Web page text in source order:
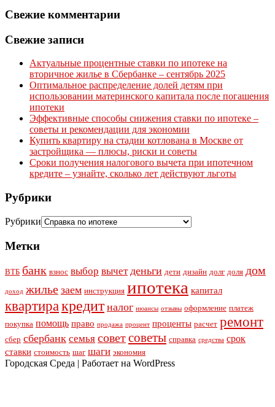
Свежие комментарии
Свежие записи
Актуальные процентные ставки по ипотеке на
вторичное жилье в Сбербанке – сентябрь 2025
Оптимальное распределение долей детям при
использовании материнского капитала после погашения
ипотеки
Эффективные способы снижения ставки по ипотеке –
советы и рекомендации для экономии
Купить квартиру на стадии котлована в Москве от
застройщика — плюсы, риски и советы
Сроки получения налогового вычета при ипотечном
кредите – узнайте, сколько лет действуют льготы
Рубрики
Рубрики
Метки
ВТБ банк взнос выбор вычет деньги дети дизайн долг доля дом
доход жилье заем инструкция ипотека капитал
квартиракредит налог нюансы отзывы оформление платеж
покупка помощь право продажа процент проценты расчет ремонт
сбер сбербанк семья советсоветы справка средства срок
ставки стоимость шаг шаги экономия
Городская Среда | Работает на WordPress